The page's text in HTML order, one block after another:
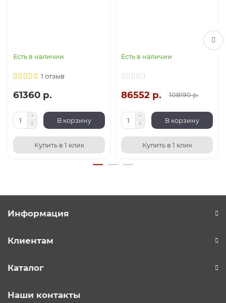
Есть в наличии
1 отзыв
61360 р.
В корзину
Купить в 1 клик
Есть в наличии
86552 р. 108190 р.
В корзину
Купить в 1 клик
Информация
Клиентам
Каталог
Наши контакты